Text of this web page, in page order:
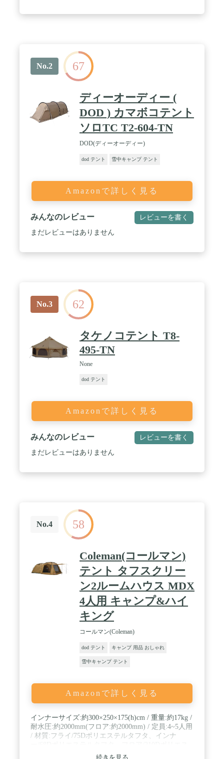
No.2 67
ディーオーディー (
DOD ) カマボコテント
ソロTC T2-604-TN
DOD(ディーオーディー)
dod テント 雪中キャンプ テント
Amazonで詳しく見る
みんなのレビュー レビューを書く
まだレビューはありません
No.3 62
タケノコテント T8-
495-TN
None
dod テント
Amazonで詳しく見る
みんなのレビュー レビューを書く
まだレビューはありません
No.4 58
Coleman(コールマン)
テント タフスクリー
ン2ルームハウス MDX
4人用 キャンプ&ハイ
キング
コールマン(Coleman)
dod テント キャンプ 用品 おしゃれ
雪中キャンプ テント
Amazonで詳しく見る
インナーサイズ:約300×250×175(h)cm / 重量:約17kg /
耐水圧:約2000mm(フロア:約2000mm) / 定員:4~5人用
/ 材質:フライ/75Dポリエステルタフタ、インナ
テルオックスフォード、ポール/アルミ合金/スチー
続きを見る